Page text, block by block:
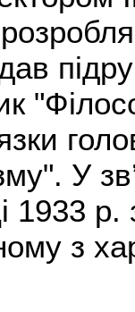
У
1933
з